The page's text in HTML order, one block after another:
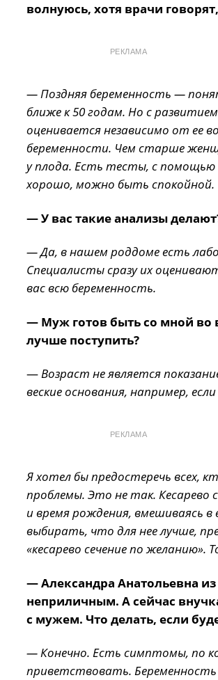
волнуюсь, хотя врачи
РЕКЛАМА
— Поздняя беременность —
ближе к 50 годам. Но с
оценивается независимо от ее
беременности. Чем старше
у плода. Есть тесты, с помощью
хорошо, можно быть спокойной.
— У вас такие анализы
— Да, в нашем роддоме есть
Специалисты сразу их
вас всю беременность.
— Муж готов быть со мной во
лучше поступить?
—Возраст не является
веские основания, например,
РЕКЛАМА
Я хотел бы предостеречь всех,
проблемы. Это не так. Кесарево
и время рождения, вмешиваясь
выбирать, что для нее лучше,
«кесарево сечение по
— Александра Анатольевна
неприличным. А сейчас
с мужем. Что делать, если
— Конечно. Есть симптомы, по
приветствовать. Беременность